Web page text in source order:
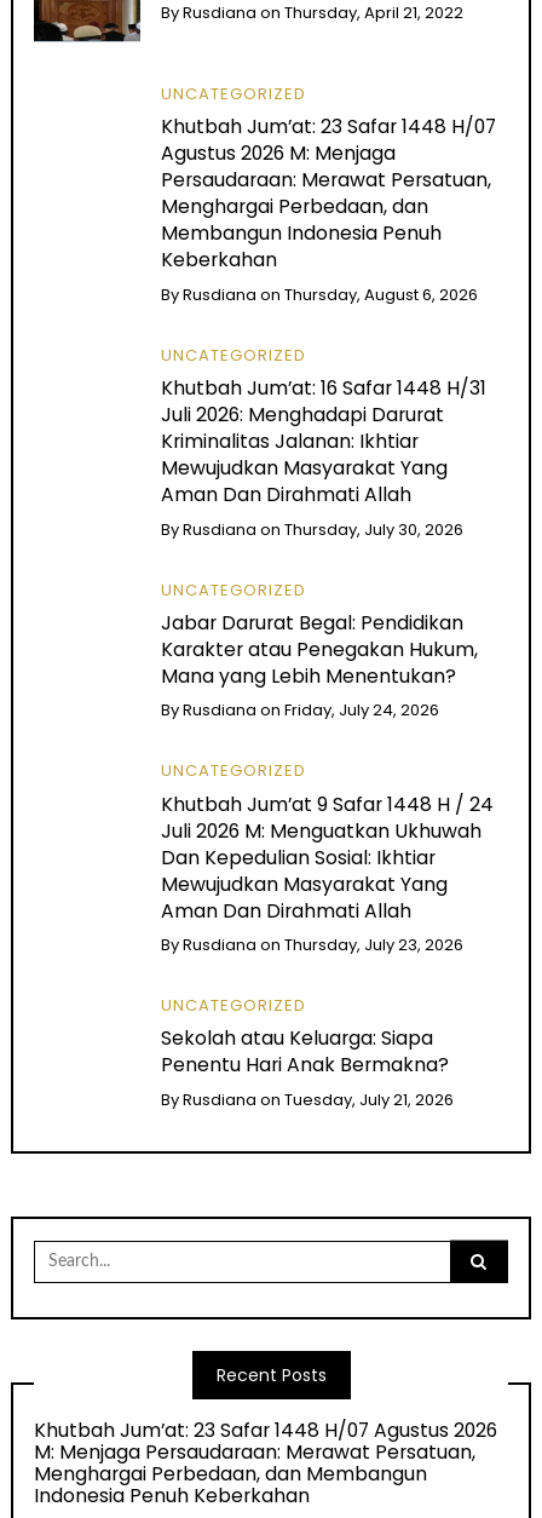
ByRusdiana onThursday, April 21, 2022
UNCATEGORIZED
Khutbah Jum’at: 23 Safar 1448 H/07
Agustus 2026 M: Menjaga
Persaudaraan: Merawat Persatuan,
Menghargai Perbedaan, dan
Membangun Indonesia Penuh
Keberkahan
ByRusdiana onThursday, August 6, 2026
UNCATEGORIZED
Khutbah Jum’at: 16 Safar 1448 H/31
Juli 2026: Menghadapi Darurat
Kriminalitas Jalanan: Ikhtiar
Mewujudkan Masyarakat Yang
Aman Dan Dirahmati Allah
ByRusdiana onThursday, July 30, 2026
UNCATEGORIZED
Jabar Darurat Begal: Pendidikan
Karakter atau Penegakan Hukum,
Mana yang Lebih Menentukan?
ByRusdiana onFriday, July 24, 2026
UNCATEGORIZED
Khutbah Jum’at 9 Safar 1448 H / 24
Juli 2026 M: Menguatkan Ukhuwah
Dan Kepedulian Sosial: Ikhtiar
Mewujudkan Masyarakat Yang
Aman Dan Dirahmati Allah
ByRusdiana onThursday, July 23, 2026
UNCATEGORIZED
Sekolah atau Keluarga: Siapa
Penentu Hari Anak Bermakna?
ByRusdiana onTuesday, July 21, 2026
Search
for:
Recent Posts
Khutbah Jum’at: 23 Safar 1448 H/07 Agustus 2026
M: Menjaga Persaudaraan: Merawat Persatuan,
Menghargai Perbedaan, dan Membangun
Indonesia Penuh Keberkahan